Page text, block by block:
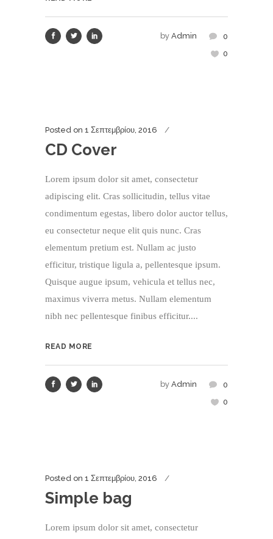
by Admin
0
0
Posted on 1 Σεπτεμβρίου, 2016
CD Cover
Lorem ipsum dolor sit amet, consectetur
adipiscing elit. Cras sollicitudin, tellus vitae
condimentum egestas, libero dolor auctor tellus,
eu consectetur neque elit quis nunc. Cras
elementum pretium est. Nullam ac justo
efficitur, tristique ligula a, pellentesque ipsum.
Quisque augue ipsum, vehicula et tellus nec,
maximus viverra metus. Nullam elementum
nibh nec pellentesque finibus efficitur....
READ MORE
by Admin
0
0
Posted on 1 Σεπτεμβρίου, 2016
Simple bag
Lorem ipsum dolor sit amet, consectetur